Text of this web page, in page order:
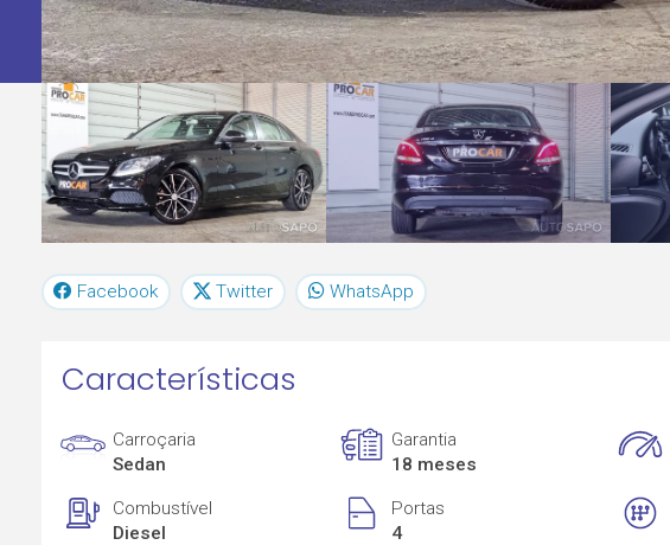
Facebook Twitter WhatsApp
Características
Carroçaria
Sedan
Garantia
18 meses
Combustível
Diesel
Portas
4